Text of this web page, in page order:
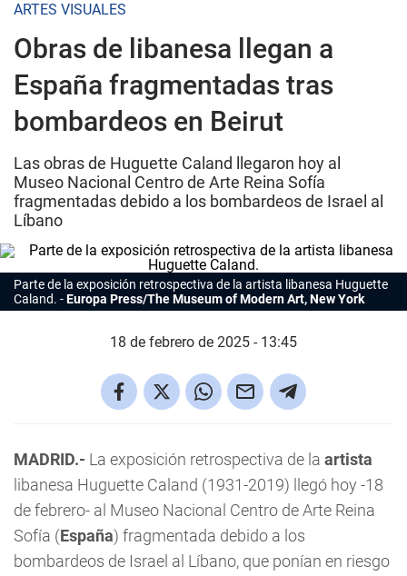
ARTES VISUALES
Obras de libanesa llegan a
España fragmentadas tras
bombardeos en Beirut
Las obras de Huguette Caland llegaron hoy al
Museo Nacional Centro de Arte Reina Sofía
fragmentadas debido a los bombardeos de Israel al
Líbano
Parte de la exposición retrospectiva de la artista libanesa Huguette
Caland.
Europa Press/The Museum of Modern Art, New York
18 de febrero de 2025 - 13:45
MADRID.- La exposición retrospectiva de la artista
libanesa Huguette Caland (1931-2019) llegó hoy -18
de febrero- al Museo Nacional Centro de Arte Reina
Sofía (España) fragmentada debido a los
bombardeos de Israel al Líbano, que ponían en riesgo